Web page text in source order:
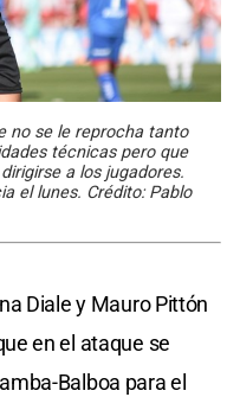
no se le reprocha tanto
técnicas pero que
a los jugadores.
el lunes. Crédito: Pablo
Diale y Mauro Pittón
en el ataque se
Balboa para el